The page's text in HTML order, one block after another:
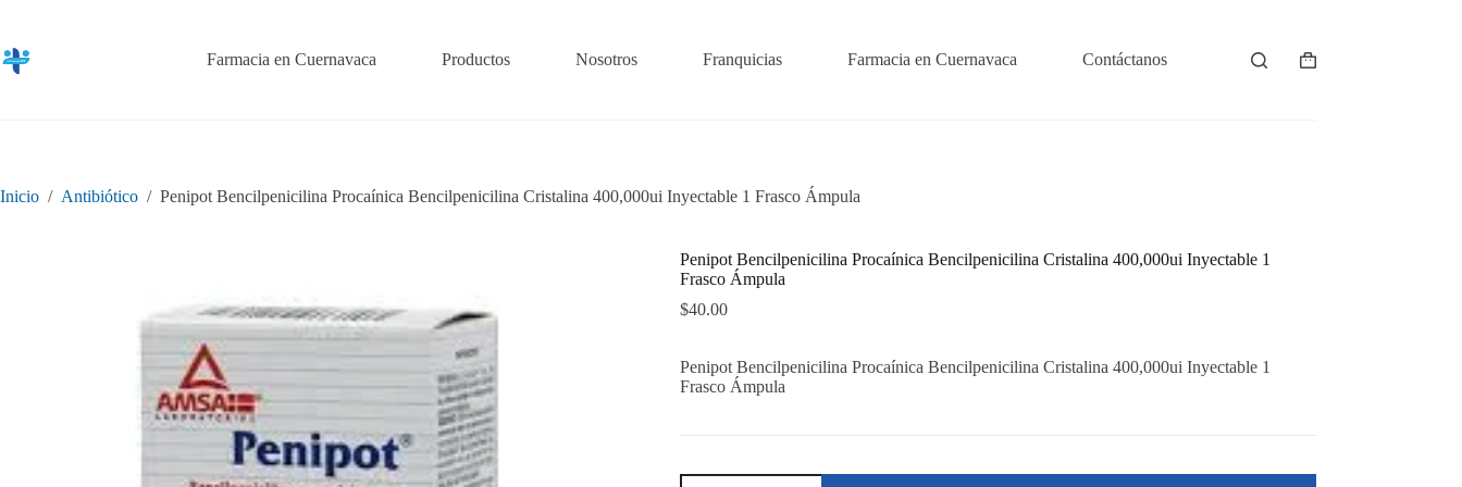
contenido
Farmacia en Cuernavaca Productos Nosotros Franquicias Farmacia en Cuernavaca Contáctanos
Shopping
Inicio / Antibiótico / Penipot Bencilpenicilina Procaínica Bencilpenicilina Cristalina 400,000ui Inyectable 1 Frasco Ámpula
Penipot Bencilpenicilina Procaínica Bencilpenicilina Cristalina 400,000ui Inyectable 1
Frasco Ámpula
$40.00
Penipot Bencilpenicilina Procaínica Bencilpenicilina Cristalina 400,000ui Inyectable 1
Frasco Ámpula
Penipot